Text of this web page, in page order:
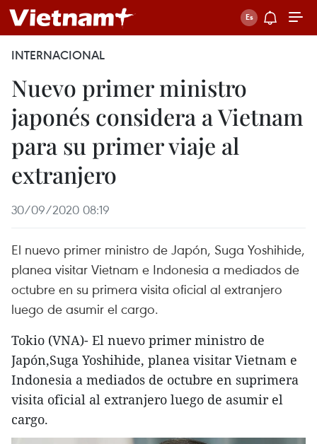
INTERNACIONAL
Nuevo primer ministro
japonés considera a Vietnam
para su primer viaje al
extranjero
30/09/2020 08:19
El nuevo primer ministro de Japón, Suga Yoshihide,
planea visitar Vietnam e Indonesia a mediados de
octubre en su primera visita oficial al extranjero
luego de asumir el cargo.
Tokio (VNA)- El nuevo primer ministro de
Japón,Suga Yoshihide, planea visitar Vietnam e
Indonesia a mediados de octubre en suprimera
visita oficial al extranjero luego de asumir el
cargo.